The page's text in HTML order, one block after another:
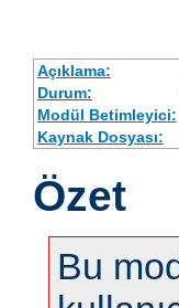
Açıklama:
Durum:
Modül Betimleyici:
Kaynak Dosyası:
Özet
Bu